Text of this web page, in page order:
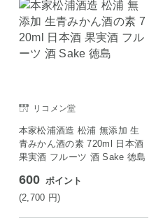
リコメン堂
本家松浦酒造 松浦 無添加 生
青みかん酒の素 720ml 日本酒
果実酒 フルーツ 酒 Sake 徳島
600 ポイント
(2,700 円)